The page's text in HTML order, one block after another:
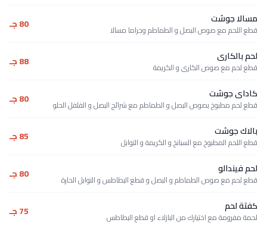
مسالا جوشت
قطع اللحم مع صوص البصل و الطماطم وجراما مسالا 80 جـ
لحم بالكارى
قطع لحم مع صوص الكارى و الكريمة 88 جـ
كاداى جوشت
قطع لحم مطبوخ بصوص البصل و الطماطم مع شرائح البصل و الفلفل الحلو 80 جـ
بالاك جوشت
قطع اللحم المطبوخ مع السبانخ و الكريمة و التوابل 85 جـ
لحم فيندالو
قطع لحم مع صوص الطماطم و البصل و قطع البطاطس و التوابل الحارة 80 جـ
كفتة لحم
لحمة مفرومة مع اختيارك من البازلاء او قطع البطاطس 75 جـ